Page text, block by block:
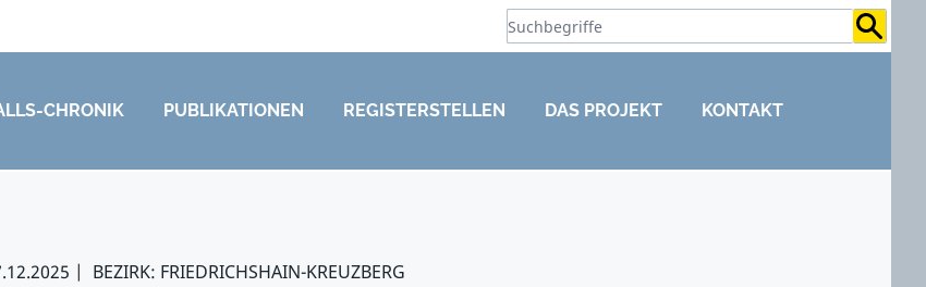
CHRONIK PUBLIKATIONEN REGISTERSTELLEN DAS PROJEKT KONTAKT
BEZIRK: FRIEDRICHSHAIN-KREUZBERG